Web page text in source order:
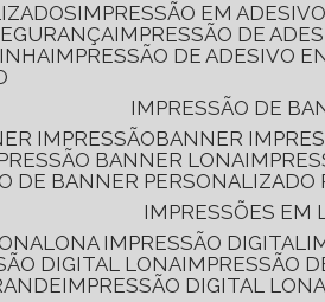
IMPRESSÃO EM ADESIVO
IMPRESSÃO DE
IMPRESSÃO DE ADESIVO
IMPRESSÃO DE
IMPRESSÃO BANNER
BANNER LONA
DE BANNER PERSONALIZADO
IMPRESSÕES EM
LONA IMPRESSÃO DIGITAL
DIGITAL LONA IMPRESSÃO
IMPRESSÃO DIGITAL